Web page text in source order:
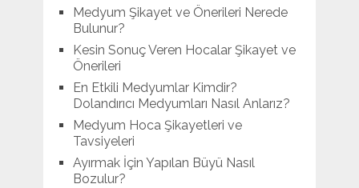
Medyum Şikayet ve Önerileri Nerede
Bulunur?
Kesin Sonuç Veren Hocalar Şikayet ve
Önerileri
En Etkili Medyumlar Kimdir?
Dolandırıcı Medyumları Nasıl Anlarız?
Medyum Hoca Şikayetleri ve
Tavsiyeleri
Ayırmak İçin Yapılan Büyü Nasıl
Bozulur?